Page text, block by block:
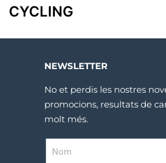
CYCLING
NEWSLETTER
No et perdis les nostres
promocions, resultats de
molt més.